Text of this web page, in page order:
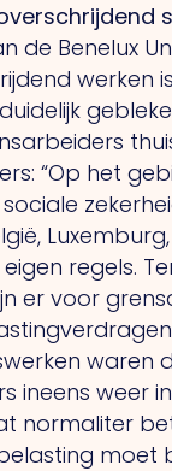
de Benelux
werken
“Op het
regels.
er voor
waren
ineens weer
normaliter
moet